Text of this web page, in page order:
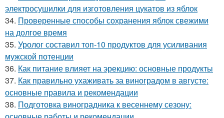
электросушилки для изготовления цукатов из яблок
34. Проверенные способы сохранения яблок свежими
на долгое время
35. Уролог составил топ-10 продуктов для усиливания
мужской потенции
36. Как питание влияет на эрекцию: основные продукты
37. Как правильно ухаживать за виноградом в августе:
основные правила и рекомендации
38. Подготовка виноградника к весеннему сезону: